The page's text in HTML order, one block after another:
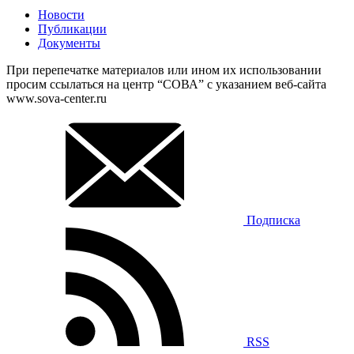
Новости
Публикации
Документы
При перепечатке материалов или ином их использовании
просим ссылаться на центр “СОВА” с указанием веб-сайта
www.sova-center.ru
Подписка
RSS